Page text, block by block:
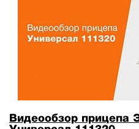
Видеообзор прицепа